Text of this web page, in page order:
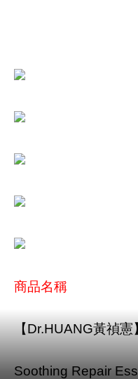
商品名稱
【Dr.HUANG黃禎
Soothing Repair